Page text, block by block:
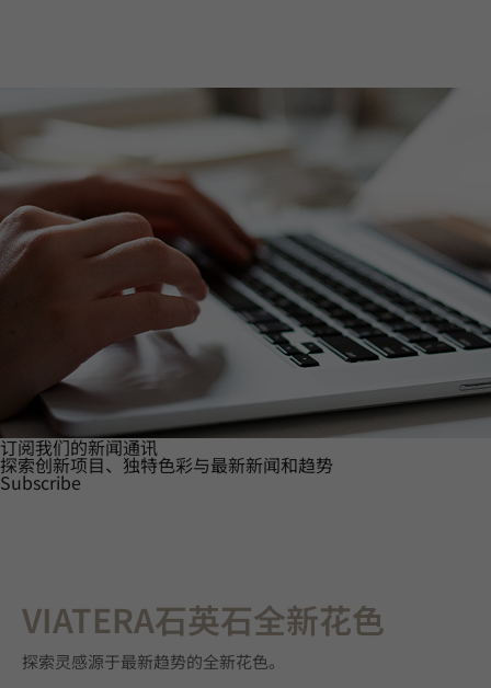
订阅我们的新闻通讯
探索创新项目、独特色彩与最新新闻和趋势
Subscribe
VIATERA石英石全新花色
探索灵感源于最新趋势的全新花色。